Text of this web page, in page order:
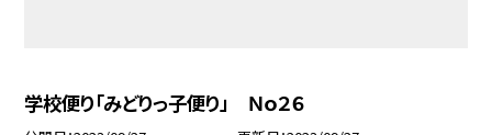
学校便り「みどりっ子便り」 Ｎｏ２６